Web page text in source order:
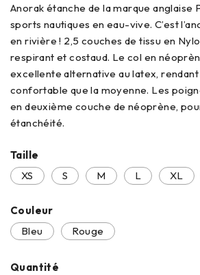
Anorak étanche de la marque anglaise
sports nautiques en eau-vive. C’est
en rivière ! 2,5 couches de tissu en
respirant et costaud. Le col en
excellente alternative au latex,
confortable que la moyenne. Les
en deuxième couche de néoprène,
étanchéité.
Taille
XS
S M L XL
Couleur
Bleu
Rouge
Quantité